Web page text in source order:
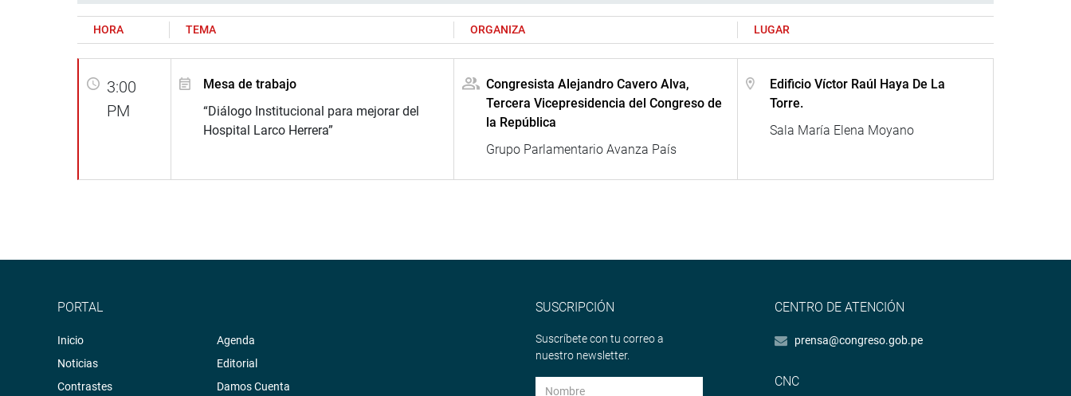
HORA TEMA ORGANIZA LUGAR
3:00
PM
Mesa de trabajo
“Diálogo Institucional para mejorar del
Hospital Larco Herrera”
Congresista Alejandro Cavero Alva,
Tercera Vicepresidencia del Congreso de
la República
Grupo Parlamentario Avanza País
Edificio Víctor Raúl Haya De La
Torre.
Sala María Elena Moyano
PORTAL
Inicio
Noticias
Contrastes
Agenda
Editorial
Damos Cuenta
SUSCRIPCIÓN
Suscríbete con tu correo a
nuestro newsletter.
CENTRO DE ATENCIÓN
prensa@congreso.gob.pe
CNC